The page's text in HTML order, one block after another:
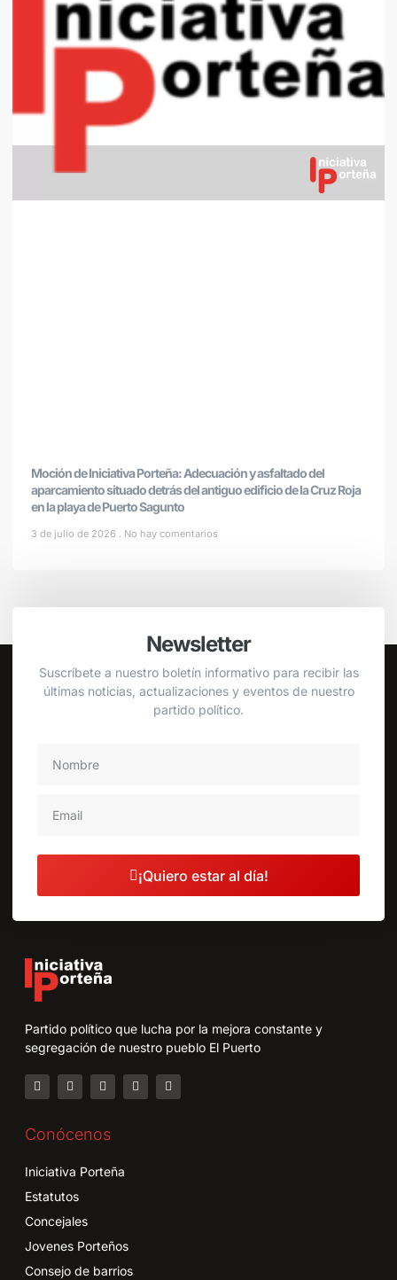
Moción de Iniciativa Porteña: Adecuación y asfaltado del
aparcamiento situado detrás del antiguo edificio de la Cruz Roja
en la playa de Puerto Sagunto
3 de julio de 2026 No hay comentarios
Newsletter
Suscríbete a nuestro boletín informativo para recibir las
últimas noticias, actualizaciones y eventos de nuestro
partido político.
¡Quiero estar al día!
Partido político que lucha por la mejora constante y
segregación de nuestro pueblo El Puerto
Conócenos
Iniciativa Porteña
Estatutos
Concejales
Jovenes Porteños
Consejo de barrios